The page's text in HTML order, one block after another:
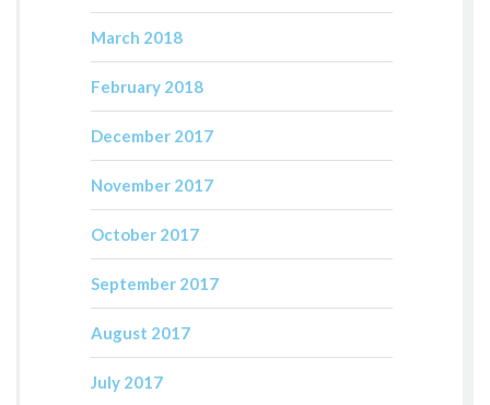
March 2018
February 2018
December 2017
November 2017
October 2017
September 2017
August 2017
July 2017